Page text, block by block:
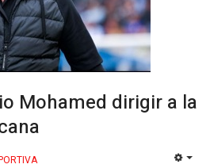
Mohamed dirigir a la